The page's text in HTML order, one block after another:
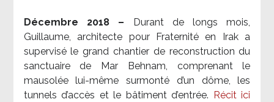
Décembre 2018 –
Durant de longs mois,
Guillaume, architecte pour Fraternité en Irak a
supervisé le grand chantier de reconstruction du
sanctuaire de Mar Behnam, comprenant le
mausolée lui-même surmonté d’un dôme, les
tunnels d’accès et le bâtiment d’entrée.
Récit ici